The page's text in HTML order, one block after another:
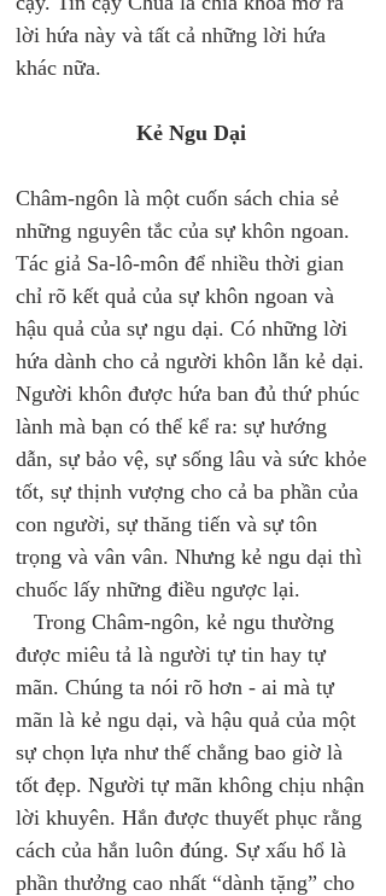
lời hứa này và tất cả những lời hứa
khác nữa.
Kẻ Ngu Dại
Châm-ngôn là một cuốn sách chia sẻ
những nguyên tắc của sự khôn ngoan.
Tác giả Sa-lô-môn để nhiều thời gian
chỉ rõ kết quả của sự khôn ngoan và
hậu quả của sự ngu dại. Có những lời
hứa dành cho cả người khôn lẫn kẻ dại.
Người khôn được hứa ban đủ thứ phúc
lành mà bạn có thể kể ra: sự hướng
dẫn, sự bảo vệ, sự sống lâu và sức khỏe
tốt, sự thịnh vượng cho cả ba phần của
con người, sự thăng tiến và sự tôn
trọng và vân vân. Nhưng kẻ ngu dại thì
chuốc lấy những điều ngược lại.
Trong Châm-ngôn, kẻ ngu thường
được miêu tả là người tự tin hay tự
mãn. Chúng ta nói rõ hơn - ai mà tự
mãn là kẻ ngu dại, và hậu quả của một
sự chọn lựa như thế chẳng bao giờ là
tốt đẹp. Người tự mãn không chịu nhận
lời khuyên. Hắn được thuyết phục rằng
cách của hắn luôn đúng. Sự xấu hổ là
phần thưởng cao nhất “dành tặng” cho